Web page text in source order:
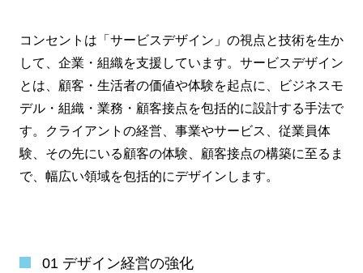
コンセントは「サービスデザイン」の視点と技術を生か
して、企業・組織を支援しています。サービスデザイン
とは、顧客・生活者の価値や体験を起点に、ビジネスモ
デル・組織・業務・顧客接点を包括的に設計する手法で
す。クライアントの経営、事業やサービス、従業員体
験、その先にいる顧客の体験、顧客接点の構築に至るま
で、幅広い領域を包括的にデザインします。
01 デザイン経営の強化